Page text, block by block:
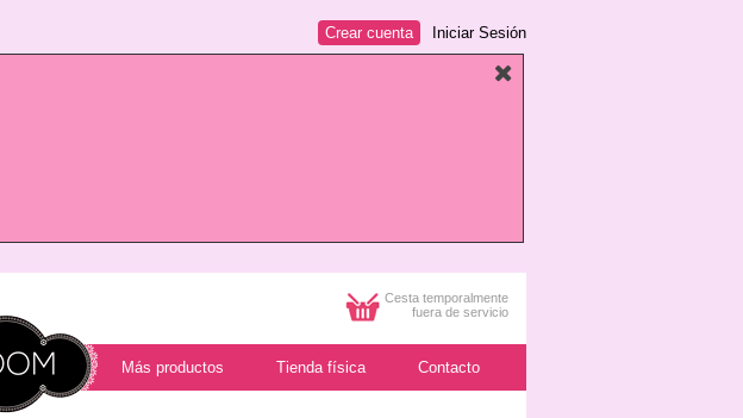
Iniciar Sesión
Crear cuenta
Cesta temporalmente
fuera de servicio
Más productos Tienda física Contacto